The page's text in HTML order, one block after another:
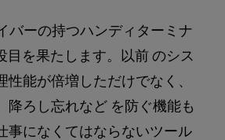
バーの持つハンディターミナ
目を果たします。以前 のシス
性能が倍増しただけでなく、
降ろし忘れなど を防ぐ機能も
事になくてはならないツール